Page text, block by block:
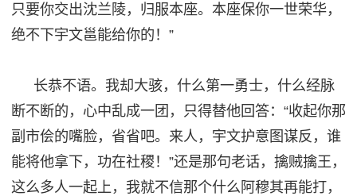
只要你交出沈兰陵，归服本座。本座保你一世荣华，
绝不下宇文邕能给你的！ ”
长恭不语。我却大骇，什么第一勇士，什么经脉
断不断的，心中乱成一团，只得替他回答： “收起你那
副市侩的嘴脸，省省吧。来人，宇文护意图谋反，谁
能将他拿下，功在社稷！”还是那句老话，擒贼擒王，
这么多人一起上，我就不信那个什么阿穆其再能打，